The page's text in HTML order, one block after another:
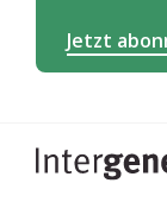
Jetzt